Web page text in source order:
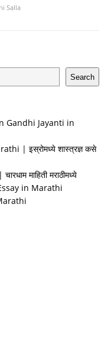
Salla
Search
On Gandhi Jayanti in
| इस्रोमध्ये शास्त्रज्ञ कसे
माहिती मराठीमध्ये
Essay in Marathi